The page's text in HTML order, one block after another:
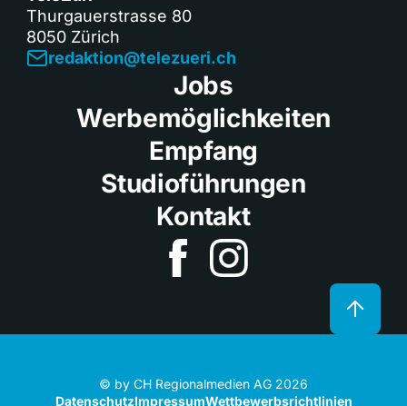
Thurgauerstrasse 80
8050 Zürich
redaktion@telezueri.ch
Jobs
Werbemöglichkeiten
Empfang
Studioführungen
Kontakt
© by CH Regionalmedien AG 2026
DatenschutzImpressumWettbewerbsrichtlinien